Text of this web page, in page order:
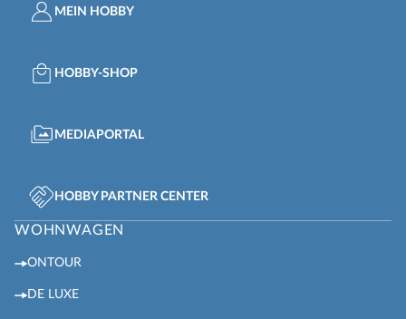
MEIN HOBBY
HOBBY-SHOP
MEDIAPORTAL
HOBBY PARTNER CENTER
WOHNWAGEN
ONTOUR
DE LUXE